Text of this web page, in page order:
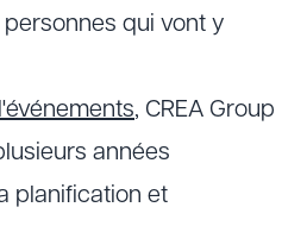
qui vont y
, CREA Group
années
planification et